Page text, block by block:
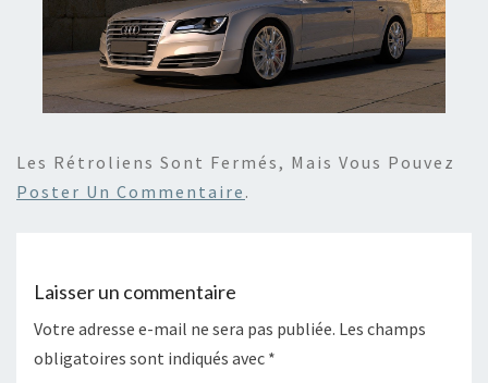
Les Rétroliens Sont Fermés, Mais Vous Pouvez
Poster Un Commentaire .
Laisser un commentaire
Votre adresse e-mail ne sera pas publiée. Les champs
obligatoires sont indiqués avec *